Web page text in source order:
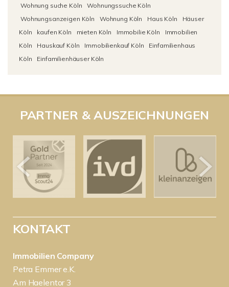
Wohnung suche Köln
Wohnungssuche Köln
Wohnungsanzeigen Köln
Wohnung Köln Haus Köln
Häuser
Köln
kaufen Köln mieten Köln Immobilie Köln
Immobilien
Köln
Hauskauf Köln Immobilienkauf Köln
Einfamilienhaus
Köln
Einfamilienhäuser Köln
PARTNER & AUSZEICHNUNGEN
KONTAKT
Immobilien Company
Petra Emmer e.K.
Am Haelentor 3